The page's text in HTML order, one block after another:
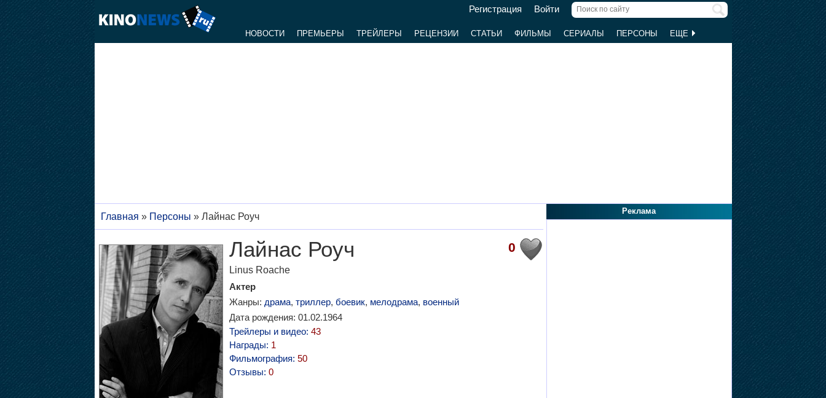
Регистрация Войти
НОВОСТИ ПРЕМЬЕРЫ ТРЕЙЛЕРЫ РЕЦЕНЗИИ СТАТЬИ ФИЛЬМЫ СЕРИАЛЫ ПЕРСОНЫ ЕЩЕ
Главная » Персоны » Лайнас Роуч
0
Лайнас Роуч
Linus Roache
Актер
Жанры: драма, триллер, боевик, мелодрама, военный
Дата рождения: 01.02.1964
Трейлеры и видео: 43
Награды: 1
Фильмография: 50
Отзывы: 0
Реклама